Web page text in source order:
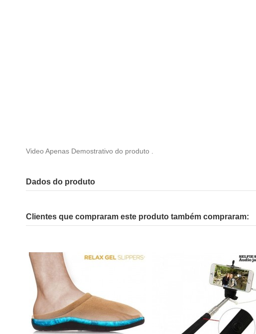
Video Apenas Demostrativo do produto .
Dados do produto
Clientes que compraram este produto também compraram: